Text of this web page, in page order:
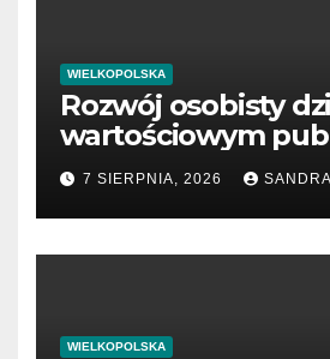
WIELKOPOLSKA
Rozwój osobisty
wartościowym
7 SIERPNIA, 2026 SANDRA
WIELKOPOLSKA